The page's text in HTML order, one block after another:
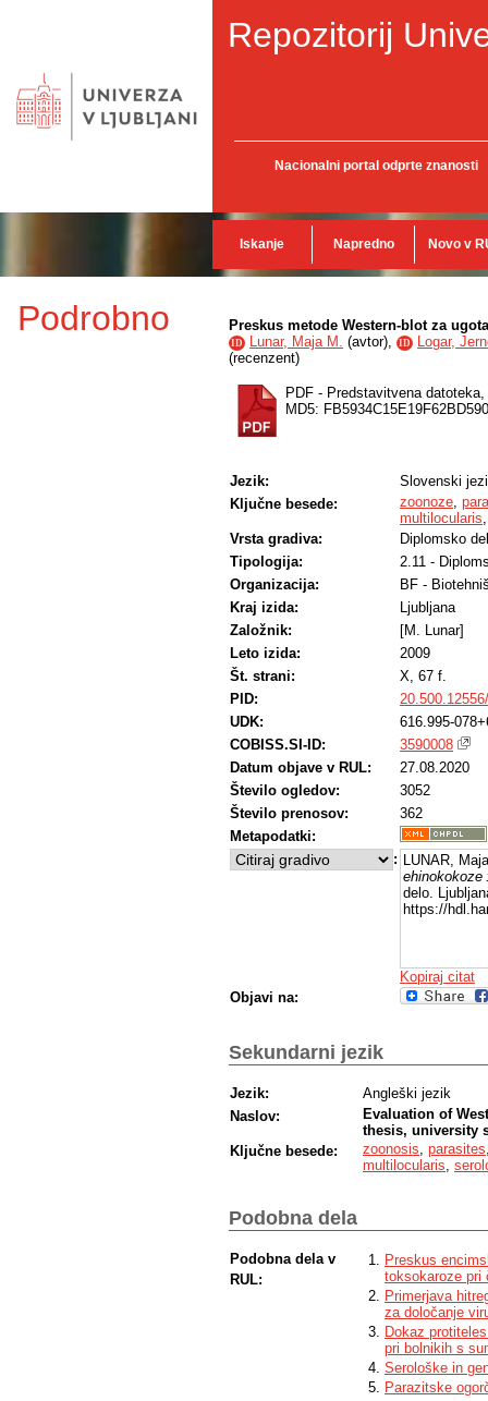
Repozitorij
Nacionalni portal odprte znanosti
Iskanje Napredno Novo v
Podrobno Preskus metode Western-blot za
ID Lunar, Maja M. (avtor), ID
Logar,
(recenzent)
PDF - Predstavitvena datoteka,
MD5:
Jezik:
Slovenski
Ključne besede:
zoonoze,
multilocularis
Vrsta gradiva:
Diplomsko
Tipologija:
2.11 -
Organizacija:
BF -
Kraj izida:
Ljubljana
Založnik:
[M. Lunar]
Leto izida:
2009
Št. strani:
X, 67 f.
PID:
UDK:
616.995-
COBISS.SI-ID:
3590008
Datum objave v RUL:
27.08.2020
Število ogledov:
3052
Število prenosov:
362
Metapodatki:
: LUNAR,
ehinokokoze
delo.
https://
Kopiraj citat
Objavi na:
Sekundarni jezik
Jezik:
Angleški jezik
Naslov:
Evaluation of
thesis, university
Ključne besede:
zoonosis parasites
multilocularis
Podobna dela
Podobna dela v
RUL:
Preskus
toksokaroze pri
Primerjava
za določanje
Dokaz
pri bolnikih s
Serološke in
Parazitske